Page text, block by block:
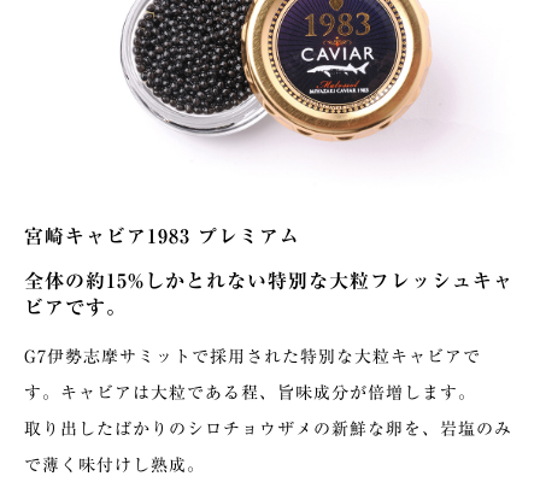
宮崎キャビア1983 プレミアム
全体の約15%しかとれない特別な大粒フレッシュキャ
ビアです。
G7伊勢志摩サミットで採用された特別な大粒キャビアで
す。キャビアは大粒である程、旨味成分が倍増します。
取り出したばかりのシロチョウザメの新鮮な卵を、岩塩のみ
で薄く味付けし熟成。